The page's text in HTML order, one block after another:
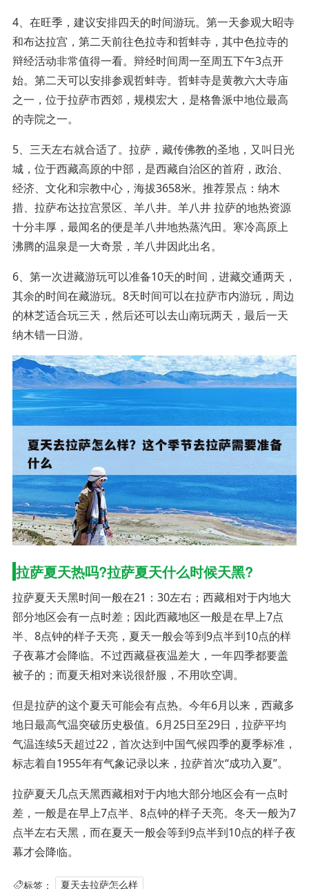
4、在旺季，建议安排四天的时间游玩。第一天参观大昭寺
和布达拉宫，第二天前往色拉寺和哲蚌寺，其中色拉寺的
辩经活动非常值得一看。辩经时间周一至周五下午3点开
始。第二天可以安排参观哲蚌寺。哲蚌寺是黄教六大寺庙
之一，位于拉萨市西郊，规模宏大，是格鲁派中地位最高
的寺院之一。
5、三天左右就合适了。拉萨，藏传佛教的圣地，又叫日光
城，位于西藏高原的中部，是西藏自治区的首府，政治、
经济、文化和宗教中心，海拔3658米。推荐景点：纳木
措、拉萨布达拉宫景区、羊八井。羊八井 拉萨的地热资源
十分丰厚，最闻名的便是羊八井地热蒸汽田。寒冷高原上
沸腾的温泉是一大奇景，羊八井因此出名。
6、第一次进藏游玩可以准备10天的时间，进藏交通两天，
其余的时间在藏游玩。8天时间可以在拉萨市内游玩，周边
的林芝适合玩三天，然后还可以去山南玩两天，最后一天
纳木错一日游。
拉萨夏天热吗?拉萨夏天什么时候天黑?
拉萨夏天天黑时间一般在21：30左右；西藏相对于内地大
部分地区会有一点时差；因此西藏地区一般是在早上7点
半、8点钟的样子天亮，夏天一般会等到9点半到10点的样
子夜幕才会降临。不过西藏昼夜温差大，一年四季都要盖
被子的；而夏天相对来说很舒服，不用吹空调。
但是拉萨的这个夏天可能会有点热。今年6月以来，西藏多
地日最高气温突破历史极值。6月25日至29日，拉萨平均
气温连续5天超过22，首次达到中国气候四季的夏季标准，
标志着自1955年有气象记录以来，拉萨首次“成功入夏”。
拉萨夏天几点天黑西藏相对于内地大部分地区会有一点时
差，一般是在早上7点半、8点钟的样子天亮。冬天一般为7
点半左右天黑，而在夏天一般会等到9点半到10点的样子夜
幕才会降临。
标签： 夏天去拉萨怎么样